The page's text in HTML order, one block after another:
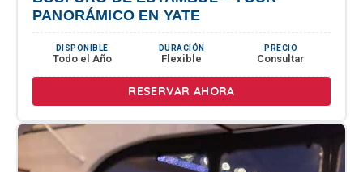
PANORÁMICO EN YATE
DISPONIBLE
Todo el Año
DURACIÓN
Flexible
PRECIO
Consultar
RESERVAR AHORA